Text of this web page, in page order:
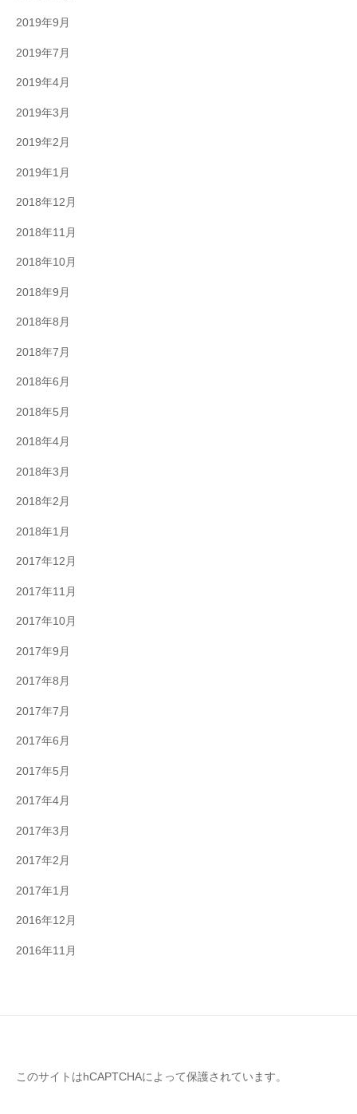
2019年9月
2019年7月
2019年4月
2019年3月
2019年2月
2019年1月
2018年12月
2018年11月
2018年10月
2018年9月
2018年8月
2018年7月
2018年6月
2018年5月
2018年4月
2018年3月
2018年2月
2018年1月
2017年12月
2017年11月
2017年10月
2017年9月
2017年8月
2017年7月
2017年6月
2017年5月
2017年4月
2017年3月
2017年2月
2017年1月
2016年12月
2016年11月
このサイトはhCAPTCHAによって保護されています。